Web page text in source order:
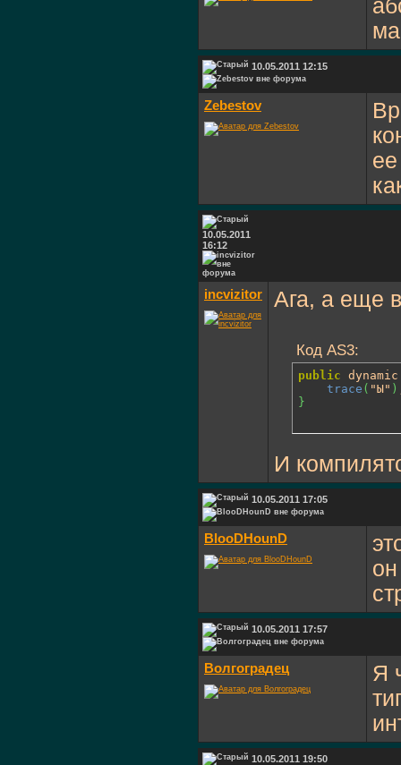
10.05.2011 12:15
Zebestov
10.05.2011
16:12
incvizitor Ага, а еще
Код AS3:
public
trace ( "Ы" )
}
И
10.05.2011 17:05
BlooDHounD
10.05.2011 17:57
Волгоградец
Я
10.05.2011 19:50